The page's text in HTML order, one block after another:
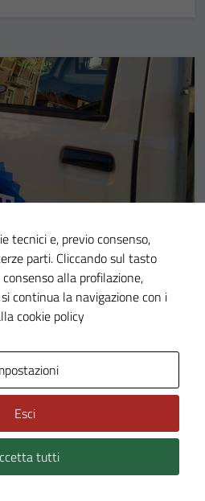
tecnici e, previo consenso,
parti. Cliccando sul tasto
alla profilazione,
continua la navigazione con i
cookie policy
Esci
tutti